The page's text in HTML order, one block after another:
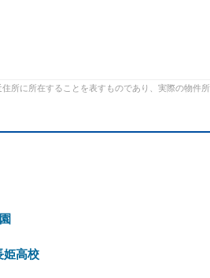
所に所在することを表すものであり、実際の物件
姫高校